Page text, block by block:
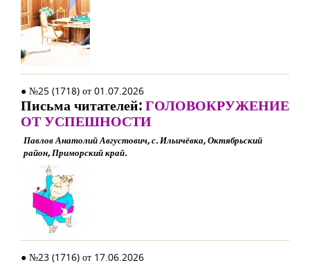
● №25 (1718) от 01.07.2026
Письма читателей:ГОЛОВОКРУЖЕНИЕ
ОТ УСПЕШНОСТИ
Павлов Анатолий Августович, с. Ильичёвка, Октябрьский
район, Приморский край.
● №23 (1716) от 17.06.2026